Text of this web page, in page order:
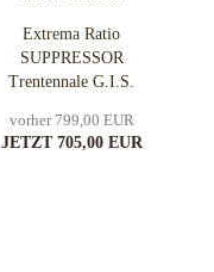
Extrema Ratio
SUPPRESSOR
Trentennale G.I.S.
vorher 799,00 EUR
JETZT 705,00 EUR